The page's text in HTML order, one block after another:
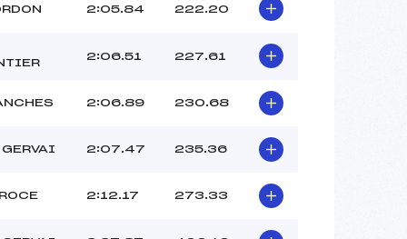
2:05.84 222.20
2:06.51 227.61
2:06.89 230.68
2:07.47 235.36
2:12.17 273.33